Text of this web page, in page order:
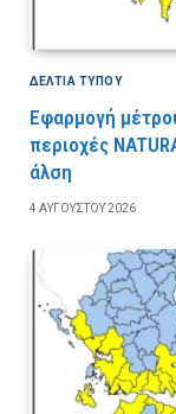
ΔΕΛΤΙΑ ΤΥΠΟΥ
Εφαρμογή
περιοχές
άλση
4 ΑΥΓΟΎΣΤΟΥ 2026